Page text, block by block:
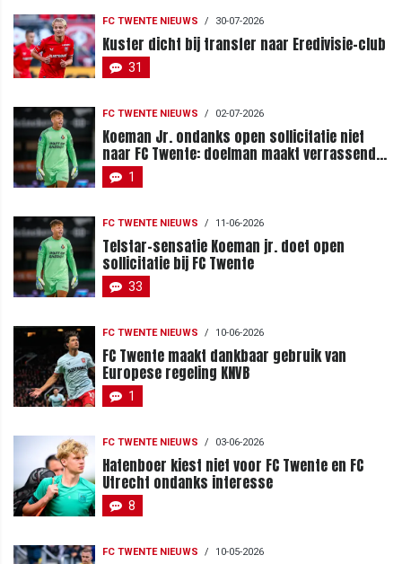
FC TWENTE NIEUWS / 30-07-2026
Kuster dicht bij transfer naar Eredivisie-club
31
FC TWENTE NIEUWS / 02-07-2026
Koeman Jr. ondanks open sollicitatie niet
naar FC Twente: doelman maakt verrassende
keuze
1
FC TWENTE NIEUWS / 11-06-2026
Telstar-sensatie Koeman jr. doet open
sollicitatie bij FC Twente
33
FC TWENTE NIEUWS / 10-06-2026
FC Twente maakt dankbaar gebruik van
Europese regeling KNVB
1
FC TWENTE NIEUWS / 03-06-2026
Hatenboer kiest niet voor FC Twente en FC
Utrecht ondanks interesse
8
FC TWENTE NIEUWS / 10-05-2026